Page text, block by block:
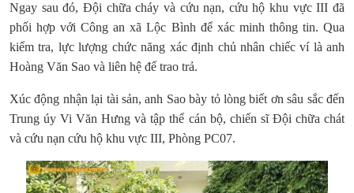
Ngay sau đó, Đội chữa cháy và cứu nạn, cứu hộ khu vực III đã
phối hợp với Công an xã Lộc Bình để xác minh thông tin. Qua
kiểm tra, lực lượng chức năng xác định chủ nhân chiếc ví là anh
Hoàng Văn Sao và liên hệ để trao trả.
Xúc động nhận lại tài sản, anh Sao bày tỏ lòng biết ơn sâu sắc đến
Trung úy Vi Văn Hưng và tập thể cán bộ, chiến sĩ Đội chữa chát
và cứu nạn cứu hộ khu vực III, Phòng PC07.